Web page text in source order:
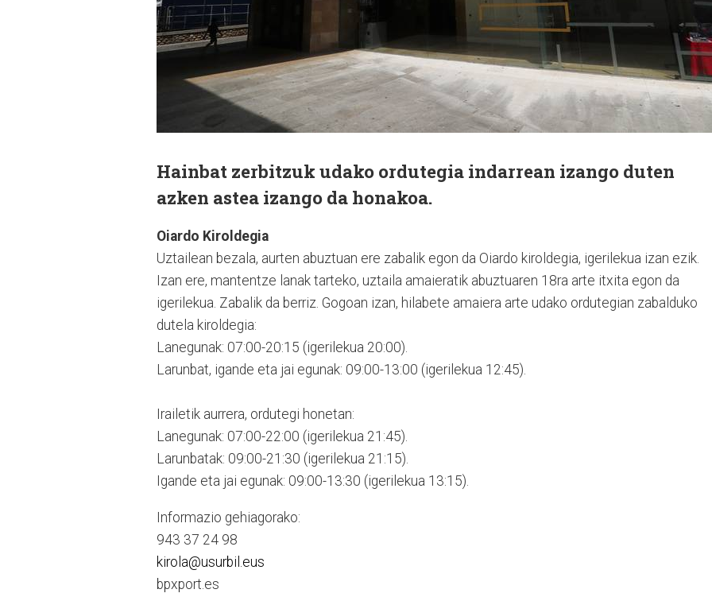
Hainbat zerbitzuk udako ordutegia indarrean izango duten
azken astea izango da honakoa.
Oiardo Kiroldegia
Uztailean bezala, aurten abuztuan ere zabalik egon da Oiardo kiroldegia, igerilekua izan ezik.
Izan ere, mantentze lanak tarteko, uztaila amaieratik abuztuaren 18ra arte itxita egon da
igerilekua. Zabalik da berriz. Gogoan izan, hilabete amaiera arte udako ordutegian zabalduko
dutela kiroldegia:
Lanegunak: 07:00-20:15 (igerilekua 20:00).
Larunbat, igande eta jai egunak: 09:00-13:00 (igerilekua 12:45).
Irailetik aurrera, ordutegi honetan:
Lanegunak: 07:00-22:00 (igerilekua 21:45).
Larunbatak: 09:00-21:30 (igerilekua 21:15).
Igande eta jai egunak: 09:00-13:30 (igerilekua 13:15).
Informazio gehiagorako:
943 37 24 98
kirola@usurbil.eus
bpxport.es